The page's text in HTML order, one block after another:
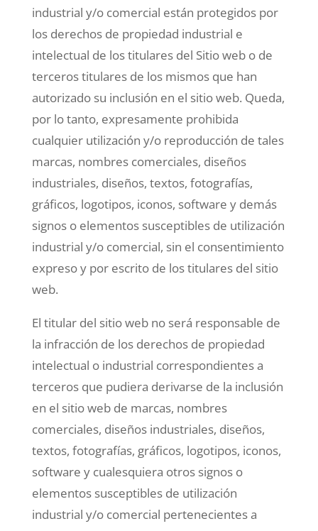
industrial y/o comercial están protegidos por
los derechos de propiedad industrial e
intelectual de los titulares del Sitio web o de
terceros titulares de los mismos que han
autorizado su inclusión en el sitio web. Queda,
por lo tanto, expresamente prohibida
cualquier utilización y/o reproducción de tales
marcas, nombres comerciales, diseños
industriales, diseños, textos, fotografías,
gráficos, logotipos, iconos, software y demás
signos o elementos susceptibles de utilización
industrial y/o comercial, sin el consentimiento
expreso y por escrito de los titulares del sitio
web.
El titular del sitio web no será responsable de
la infracción de los derechos de propiedad
intelectual o industrial correspondientes a
terceros que pudiera derivarse de la inclusión
en el sitio web de marcas, nombres
comerciales, diseños industriales, diseños,
textos, fotografías, gráficos, logotipos, iconos,
software y cualesquiera otros signos o
elementos susceptibles de utilización
industrial y/o comercial pertenecientes a